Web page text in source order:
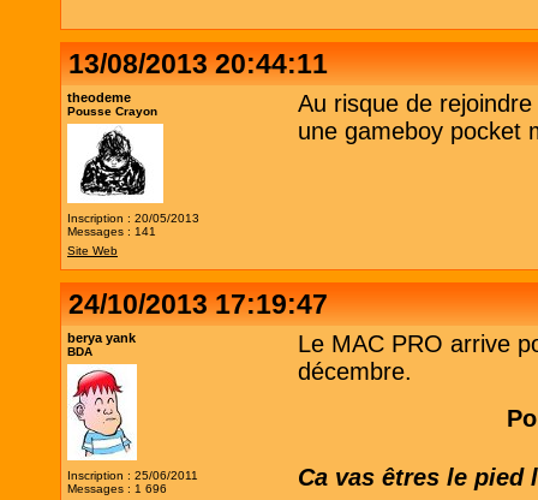
13/08/2013 20:44:11
theodeme
Pousse Crayon
Inscription : 20/05/2013
Messages : 141
Site Web
Au risque de
une gameboy pocket
24/10/2013 17:19:47
berya yank
BDA
Inscription : 25/06/2011
Messages : 1 696
Le MAC PRO arrive
décembre.
Ca vas êtres le pied